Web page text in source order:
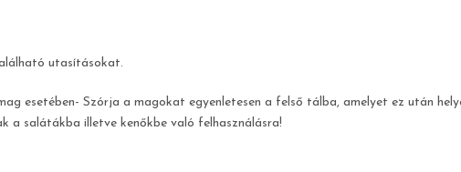
utasításokat.
esetében- Szórja a magokat egyenletesen a felső tálba, amelyet ez után
a salátákba illetve kenőkbe való felhasználásra!